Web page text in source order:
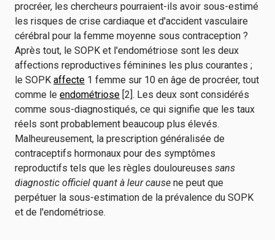
procréer, les chercheurs pourraient-ils avoir sous-estimé
les risques de crise cardiaque et d'accident vasculaire
cérébral pour la femme moyenne sous contraception ?
Après tout, le SOPK et l'endométriose sont les deux
affections reproductives féminines les plus courantes ;
le SOPK affecte 1 femme sur 10 en âge de procréer, tout
comme le endométriose [2]. Les deux sont considérés
comme sous-diagnostiqués, ce qui signifie que les taux
réels sont probablement beaucoup plus élevés.
Malheureusement, la prescription généralisée de
contraceptifs hormonaux pour des symptômes
reproductifs tels que les règles douloureuses sans
diagnostic officiel quant à leur cause ne peut que
perpétuer la sous-estimation de la prévalence du SOPK
et de l'endométriose.